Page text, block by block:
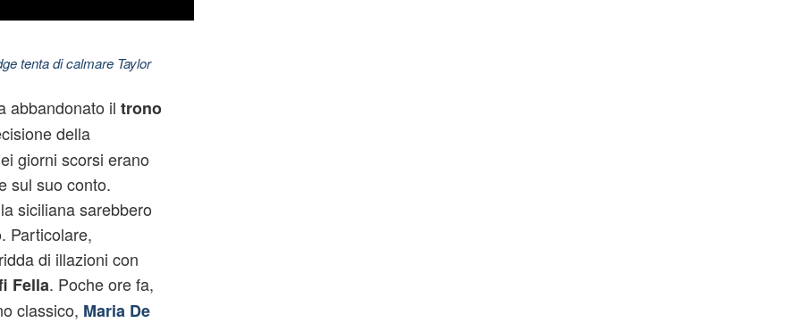
tenta di calmare Taylor
abbandonato il trono
della
giorni scorsi erano
sul suo conto.
siciliana sarebbero
Particolare,
di illazioni con
Fella. Poche ore fa,
classico, Maria De